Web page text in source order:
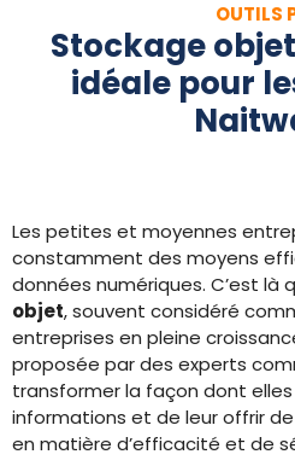
OUTILS
​Stockage
idéale pour
Les petites et moyennes
constamment des moyens
données numériques. C’est là
objet, souvent considéré
entreprises en pleine
proposée par des experts
transformer la façon dont
informations et de leur offrir
en matière d’efficacité et de